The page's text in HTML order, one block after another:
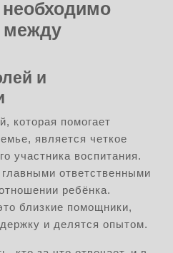
между
и
которая помогает
является четкое
участника воспитания.
ответственными
ребёнка.
близкие помощники,
и делятся опытом.